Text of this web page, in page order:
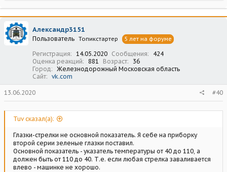
а
к
ц
и
и
Александр3151
Пользователь Топикстартер 5 лет на форуме
Регистрация 14.05.2020 Сообщения
424
Оценка реакций
881 Возраст
36
Город
Железнодорожный Московская область
Сайт
vk.com
13.06.2020 #40
Tuv сказал(а):
Глазки-стрелки не основной показатель. Я себе на приборку
второй серии зеленые глазки поставил.
Основной показатель - указатель температуры от 40 до 110, а
должен быть от 110 до 40. Т.е. если любая стрелка заваливается
влево - машинке не хорошо.